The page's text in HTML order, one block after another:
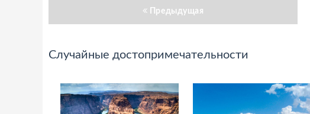
Предыдущая
Случайные достопримечательности